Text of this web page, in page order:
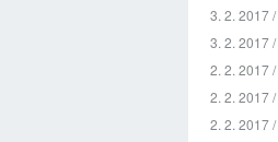
3. 2. 2017 /
3. 2. 2017 /
2. 2. 2017 /
2. 2. 2017 /
2. 2. 2017 /